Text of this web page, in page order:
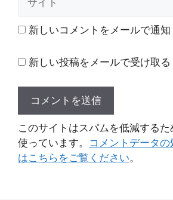
ト 新しいコメントをメールで通知
新しい投稿をメールで受け取る
このサイトはスパムを低減する
使っています。 コメントデータ
はこちらをご覧ください。